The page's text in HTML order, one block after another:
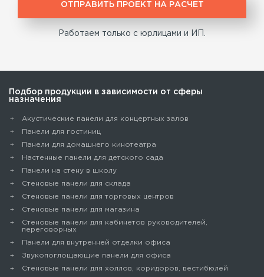
ОТПРАВИТЬ ПРОЕКТ НА РАСЧЕТ
Работаем только с юрлицами и ИП.
Подбор продукции в зависимости от сферы
назначения
Акустические панели для концертных залов
Панели для гостиниц
Панели для домашнего кинотеатра
Настенные панели для детского сада
Панели на стену в школу
Стеновые панели для склада
Cтеновые панели для торговых центров
Стеновые панели для магазина
Стеновые панели для кабинетов руководителей,
переговорных
Панели для внутренней отделки офиса
Звукопоглощающие панели для офиса
Стеновые панели для холлов, коридоров, вестибюлей